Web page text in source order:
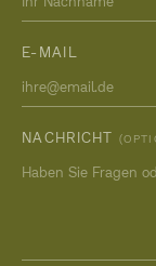
E-MAIL
NACHRICHT